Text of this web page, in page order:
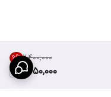
۲٬۴۰۰٬۰۰۰ 6%
2,250,000